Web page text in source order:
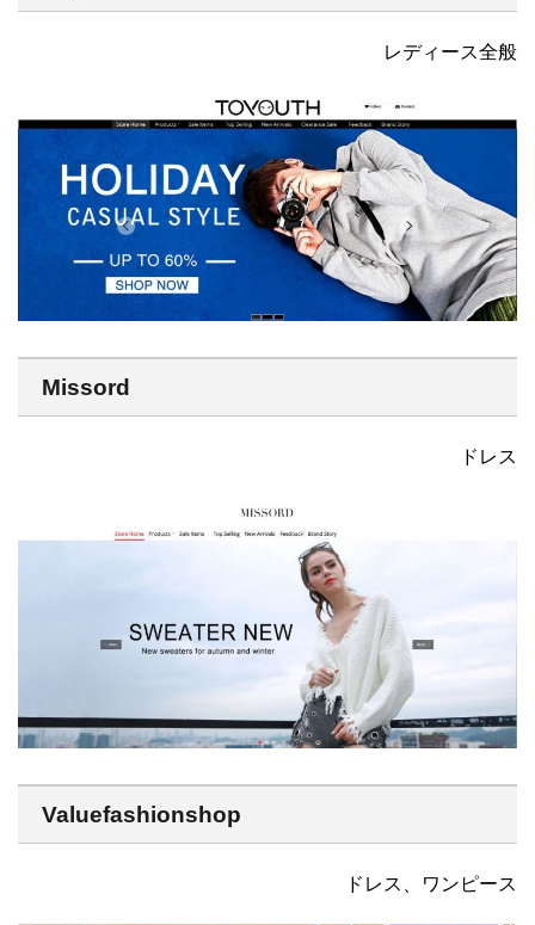
レディース全般
Missord
ドレス
Valuefashionshop
ドレス、ワンピース